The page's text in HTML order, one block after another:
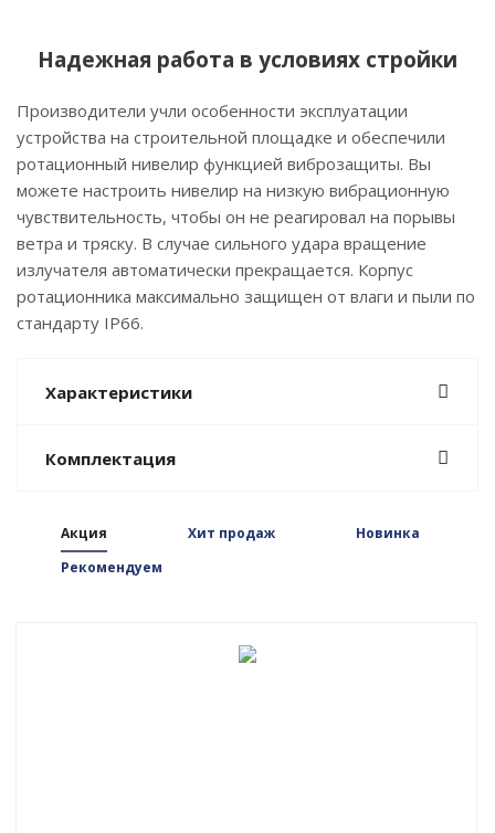
Надежная работа в условиях стройки
Производители учли особенности эксплуатации
устройства на строительной площадке и обеспечили
ротационный нивелир функцией виброзащиты. Вы
можете настроить нивелир на низкую вибрационную
чувствительность, чтобы он не реагировал на порывы
ветра и тряску. В случае сильного удара вращение
излучателя автоматически прекращается. Корпус
ротационника максимально защищен от влаги и пыли по
стандарту IP66.
Характеристики
Комплектация
Акция Хит продаж
Новинка
Рекомендуем